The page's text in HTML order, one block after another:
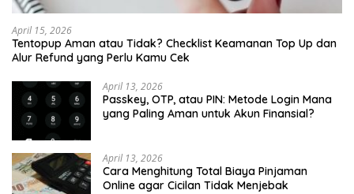
April 15, 2026
Tentopup Aman atau Tidak? Checklist Keamanan Top Up dan
Alur Refund yang Perlu Kamu Cek
April 13, 2026
Passkey, OTP, atau PIN: Metode Login Mana
yang Paling Aman untuk Akun Finansial?
April 13, 2026
Cara Menghitung Total Biaya Pinjaman
Online agar Cicilan Tidak Menjebak